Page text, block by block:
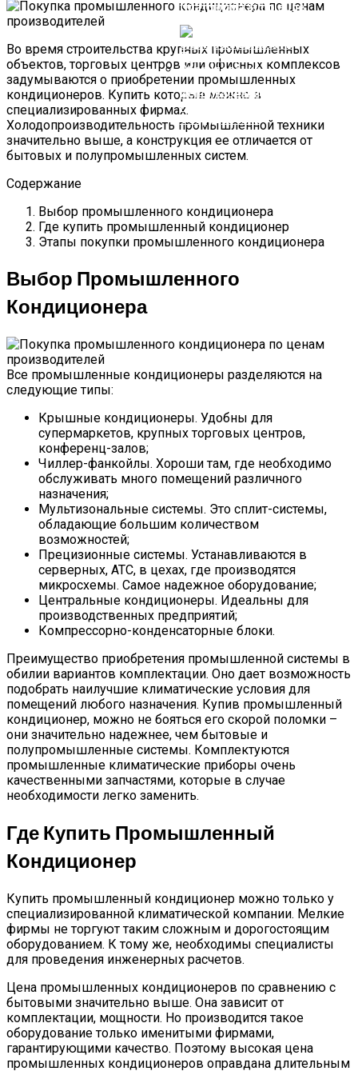
Платформа SimpleOne
Использование Электронных
Плат В Промышленном
Во время строительства крупных промышленных
объектов, торговых центров или офисных комплексов
задумываются о приобретении промышленных
кондиционеров. Купить которые можно в
специализированных фирмах.
Холодопроизводительность промышленной техники
значительно выше, а конструкция ее отличается от
бытовых и полупромышленных систем.
Содержание
Выбор промышленного кондиционера
Где купить промышленный кондиционер
Этапы покупки промышленного кондиционера
Выбор Промышленного
Кондиционера
Все промышленные кондиционеры разделяются на
следующие типы:
Крышные кондиционеры. Удобны для
супермаркетов, крупных торговых центров,
конференц-залов;
Чиллер-фанкойлы. Хороши там, где необходимо
обслуживать много помещений различного
назначения;
Мультизональные системы. Это сплит-системы,
обладающие большим количеством
возможностей;
Прецизионные системы. Устанавливаются в
серверных, АТС, в цехах, где производятся
микросхемы. Самое надежное оборудование;
Центральные кондиционеры. Идеальны для
производственных предприятий;
Компрессорно-конденсаторные блоки.
Преимущество приобретения промышленной системы в
обилии вариантов комплектации. Оно дает возможность
подобрать наилучшие климатические условия для
помещений любого назначения. Купив промышленный
кондиционер, можно не бояться его скорой поломки –
они значительно надежнее, чем бытовые и
полупромышленные системы. Комплектуются
промышленные климатические приборы очень
качественными запчастями, которые в случае
необходимости легко заменить.
Где Купить Промышленный
Кондиционер
Купить промышленный кондиционер можно только у
специализированной климатической компании. Мелкие
фирмы не торгуют таким сложным и дорогостоящим
оборудованием. К тому же, необходимы специалисты
для проведения инженерных расчетов.
Цена промышленных кондиционеров по сравнению с
бытовыми значительно выше. Она зависит от
комплектации, мощности. Но производится такое
оборудование только именитыми фирмами,
гарантирующими качество. Поэтому высокая цена
промышленных кондиционеров оправдана длительным